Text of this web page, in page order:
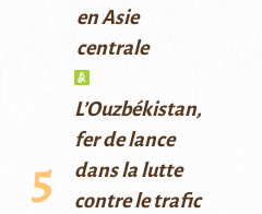
en Asie
centrale
L’Ouzbékistan,
fer de lance
dans la lutte
contre le trafic